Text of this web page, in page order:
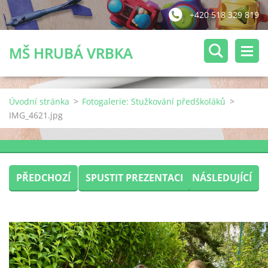
+420 518 329 819
MŠ HRUBÁ VRBKA
Úvodní stránka > Fotogalerie: Stužkování předškoláků >
IMG_4621.jpg
PŘEDCHOZÍ SPUSTIT PREZENTACI NÁSLEDUJÍCÍ